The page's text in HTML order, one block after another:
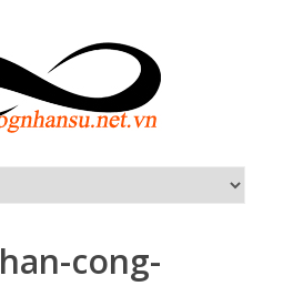
cong-